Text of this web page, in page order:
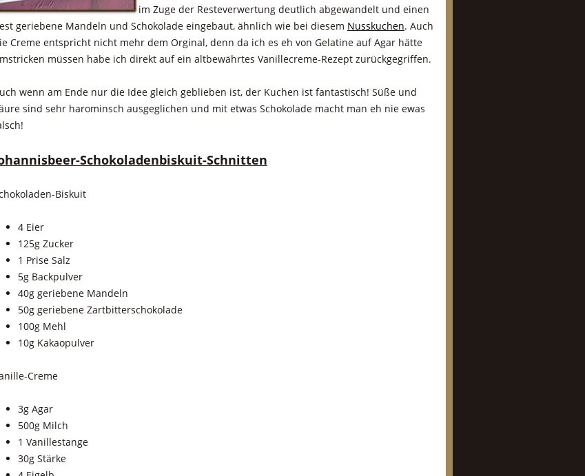
im Zuge der Resteverwertung deutlich abgewandelt und einen
geriebene Mandeln und Schokolade eingebaut, ähnlich wie bei diesem Nusskuchen. Auch
Creme entspricht nicht mehr dem Orginal, denn da ich es eh von Gelatine auf Agar hätte
müssen habe ich direkt auf ein altbewährtes Vanillecreme-Rezept zurückgegriffen.
wenn am Ende nur die Idee gleich geblieben ist, der Kuchen ist fantastisch! Süße und
sind sehr harominsch ausgeglichen und mit etwas Schokolade macht man eh nie ewas
Schokoladenbiskuit-Schnitten
Biskuit
4 Eier
125g Zucker
1 Prise Salz
5g Backpulver
40g geriebene Mandeln
50g geriebene Zartbitterschokolade
100g Mehl
10g Kakaopulver
Creme
3g Agar
500g Milch
1 Vanillestange
30g Stärke